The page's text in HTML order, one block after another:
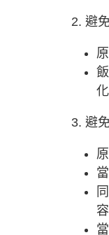
2. 避
3. 避